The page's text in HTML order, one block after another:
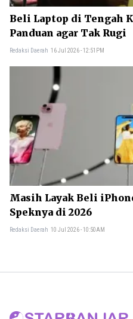
Beli Laptop di Tengah
Panduan agar Tak Rugi
Redaksi Daerah 16 Jul 2026 - 12:51PM
Masih Layak Beli
Speknya di 2026
Redaksi Daerah 10 Jul 2026 - 10:50AM